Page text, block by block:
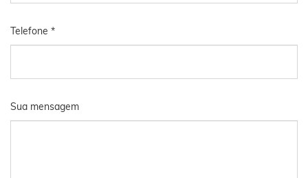
Telefone *
Sua mensagem